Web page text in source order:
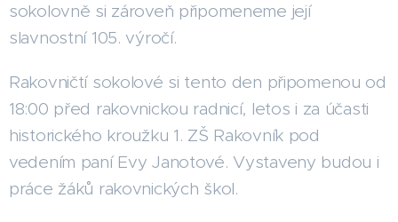
sokolovně si zároveň připomeneme její
slavnostní 105. výročí.
Rakovničtí sokolové si tento den připomenou od
18:00 před rakovnickou radnicí, letos i za účasti
historického kroužku 1. ZŠ Rakovník pod
vedením paní Evy Janotové. Vystaveny budou i
práce žáků rakovnických škol.